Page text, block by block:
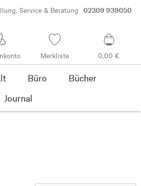
Service & Beratung 02309 939050
Merkliste 0,00 €
Büro
Bücher
Journal